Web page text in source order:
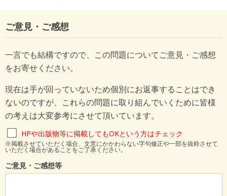
ご意見・ご感想
一言でも結構ですので、この問題についてご意見・ご感想
をお寄せください。
現在は手が回っていないため個別にお返事することはでき
ないのですが、これらの問題に取り組んでいくために皆様
の考えは大変参考にさせて頂いています。
HPや出版物等に掲載してもOKという方はチェック
※掲載させていただく場合、文意にかかわらない字句修正や一部を抜粋させて
いただく場合があることをご了承ください。
ご意見・ご感想等